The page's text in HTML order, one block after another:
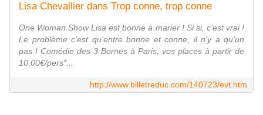
Lisa Chevallier dans Trop conne, trop conne
One Woman Show Lisa est bonne à marier ! Si si, c'est vrai !
Le problème c'est qu'entre bonne et conne, il n'y a qu'un
pas ! Comédie des 3 Bornes à Paris, vos places à partir de
10,00€/pers*...
http://www.billetreduc.com/140723/evt.htm